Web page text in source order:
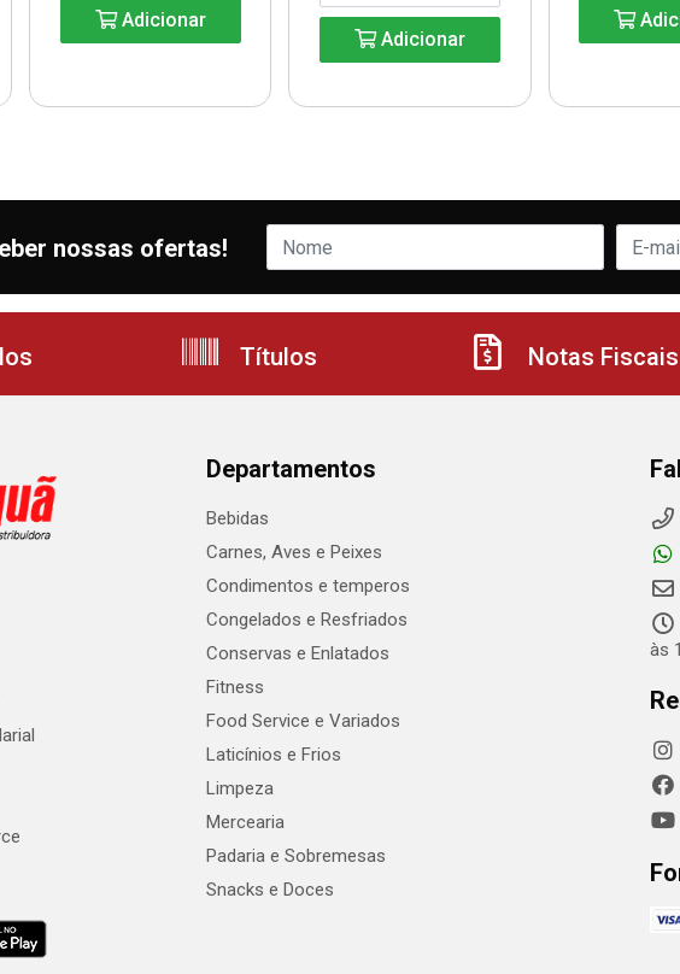
Adicionar
Adicionar
nossas ofertas!
Títulos Notas Fiscais
Departamentos
Bebidas
Carnes, Aves e Peixes
Condimentos e temperos
Congelados e Resfriados
Conservas e Enlatados
Fitness
Food Service e Variados
Laticínios e Frios
Limpeza
Mercearia
Padaria e Sobremesas
Snacks e Doces
às